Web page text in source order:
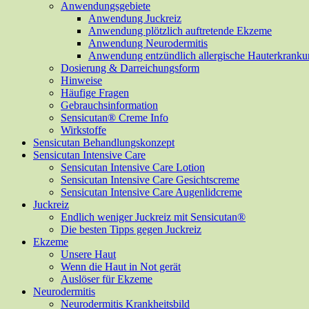
Anwendungsgebiete
Anwendung Juckreiz
Anwendung plötzlich auftretende Ekzeme
Anwendung Neurodermitis
Anwendung entzündlich allergische
Dosierung & Darreichungsform
Hinweise
Häufige Fragen
Gebrauchsinformation
Sensicutan® Creme Info
Wirkstoffe
Sensicutan Behandlungskonzept
Sensicutan Intensive Care
Sensicutan Intensive Care Lotion
Sensicutan Intensive Care Gesichtscreme
Sensicutan Intensive Care Augenlidcreme
Juckreiz
Endlich weniger Juckreiz mit Sensicutan®
Die besten Tipps gegen Juckreiz
Ekzeme
Unsere Haut
Wenn die Haut in Not gerät
Auslöser für Ekzeme
Neurodermitis
Neurodermitis Krankheitsbild